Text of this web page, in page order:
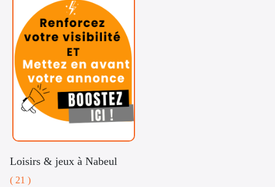
Loisirs & jeux à Nabeul
( 21 )